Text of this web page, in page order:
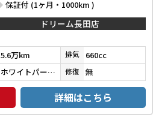
保証付 (1ヶ月・1000km )
ドリーム長田店
5.6万km 排気 660cc
ホワイトパール３コートパール 修復 無
詳細はこちら